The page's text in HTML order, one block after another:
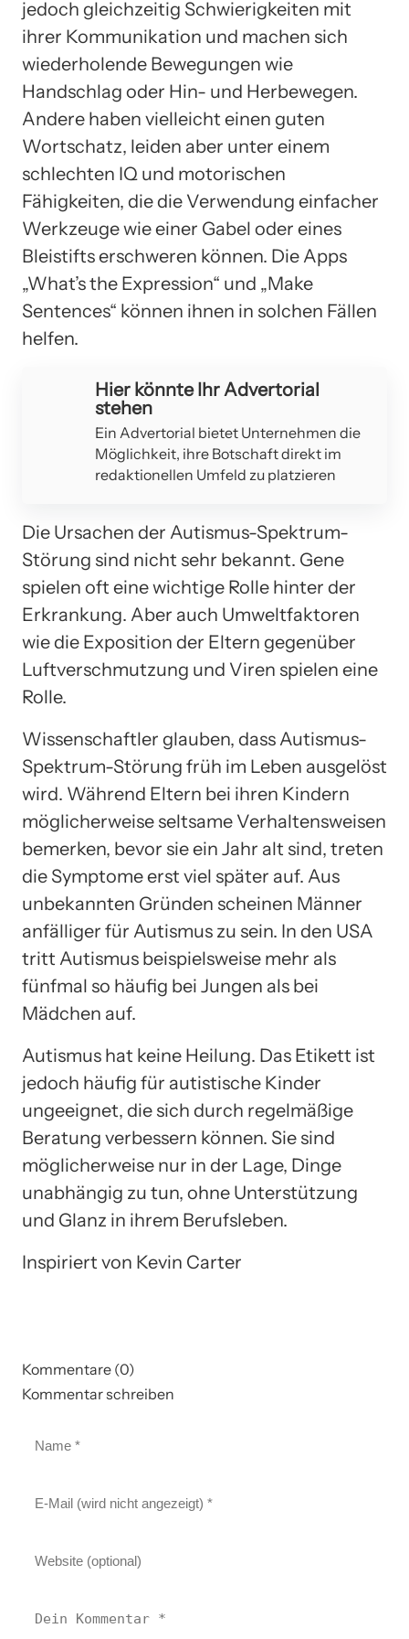
jedoch gleichzeitig Schwierigkeiten mit
ihrer Kommunikation und machen sich
wiederholende Bewegungen wie
Handschlag oder Hin- und Herbewegen.
Andere haben vielleicht einen guten
Wortschatz, leiden aber unter einem
schlechten IQ und motorischen
Fähigkeiten, die die Verwendung einfacher
Werkzeuge wie einer Gabel oder eines
Bleistifts erschweren können. Die Apps
„What’s the Expression“ und „Make
Sentences“ können ihnen in solchen Fällen
helfen.
Hier könnte Ihr Advertorial
stehen
Ein Advertorial bietet Unternehmen die
Möglichkeit, ihre Botschaft direkt im
redaktionellen Umfeld zu platzieren
Die Ursachen der Autismus-Spektrum-
Störung sind nicht sehr bekannt. Gene
spielen oft eine wichtige Rolle hinter der
Erkrankung. Aber auch Umweltfaktoren
wie die Exposition der Eltern gegenüber
Luftverschmutzung und Viren spielen eine
Rolle.
Wissenschaftler glauben, dass Autismus-
Spektrum-Störung früh im Leben ausgelöst
wird. Während Eltern bei ihren Kindern
möglicherweise seltsame Verhaltensweisen
bemerken, bevor sie ein Jahr alt sind, treten
die Symptome erst viel später auf. Aus
unbekannten Gründen scheinen Männer
anfälliger für Autismus zu sein. In den USA
tritt Autismus beispielsweise mehr als
fünfmal so häufig bei Jungen als bei
Mädchen auf.
Autismus hat keine Heilung. Das Etikett ist
jedoch häufig für autistische Kinder
ungeeignet, die sich durch regelmäßige
Beratung verbessern können. Sie sind
möglicherweise nur in der Lage, Dinge
unabhängig zu tun, ohne Unterstützung
und Glanz in ihrem Berufsleben.
Inspiriert von Kevin Carter
Kommentare (0)
Kommentar schreiben